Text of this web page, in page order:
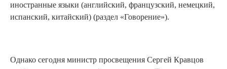
иностранные языки (английский, французский, немецкий,
испанский, китайский) (раздел «Говорение»).
Однако сегодня министр просвещения Сергей Кравцов